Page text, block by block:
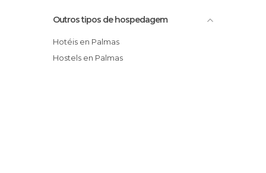
Outros tipos de hospedagem
Hotéis en Palmas
Hostels en Palmas